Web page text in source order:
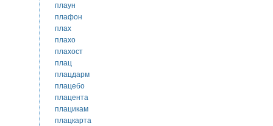
плаун
плафон
плах
плахо
плахост
плац
плацдарм
плацебо
плацента
плацикам
плацкарта